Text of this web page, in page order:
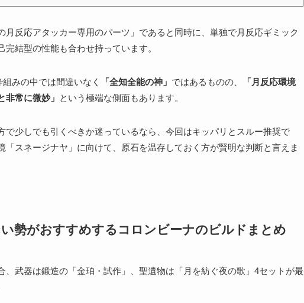
月反応アタッカー専用のパーツ」であると同時に、単独で月反応ギミック
完結型の性能も合わせ持っています。
みの中では間違いなく 「全知全能の神」 ではあるものの、
「月反応環境
非常に微妙」 という極端な側面もあります。
で少しでも引くべきか迷っているなら、今回はキッパリとスルー推奨で
「スネージナヤ」に向けて、原石を温存しておく方が賢明な判断と言えま
勢がおすすめするコロンビーナのビルドまとめ
、武器は鍛造の「金珀・試作」、聖遺物は「月を紡ぐ夜の歌」4セットが最